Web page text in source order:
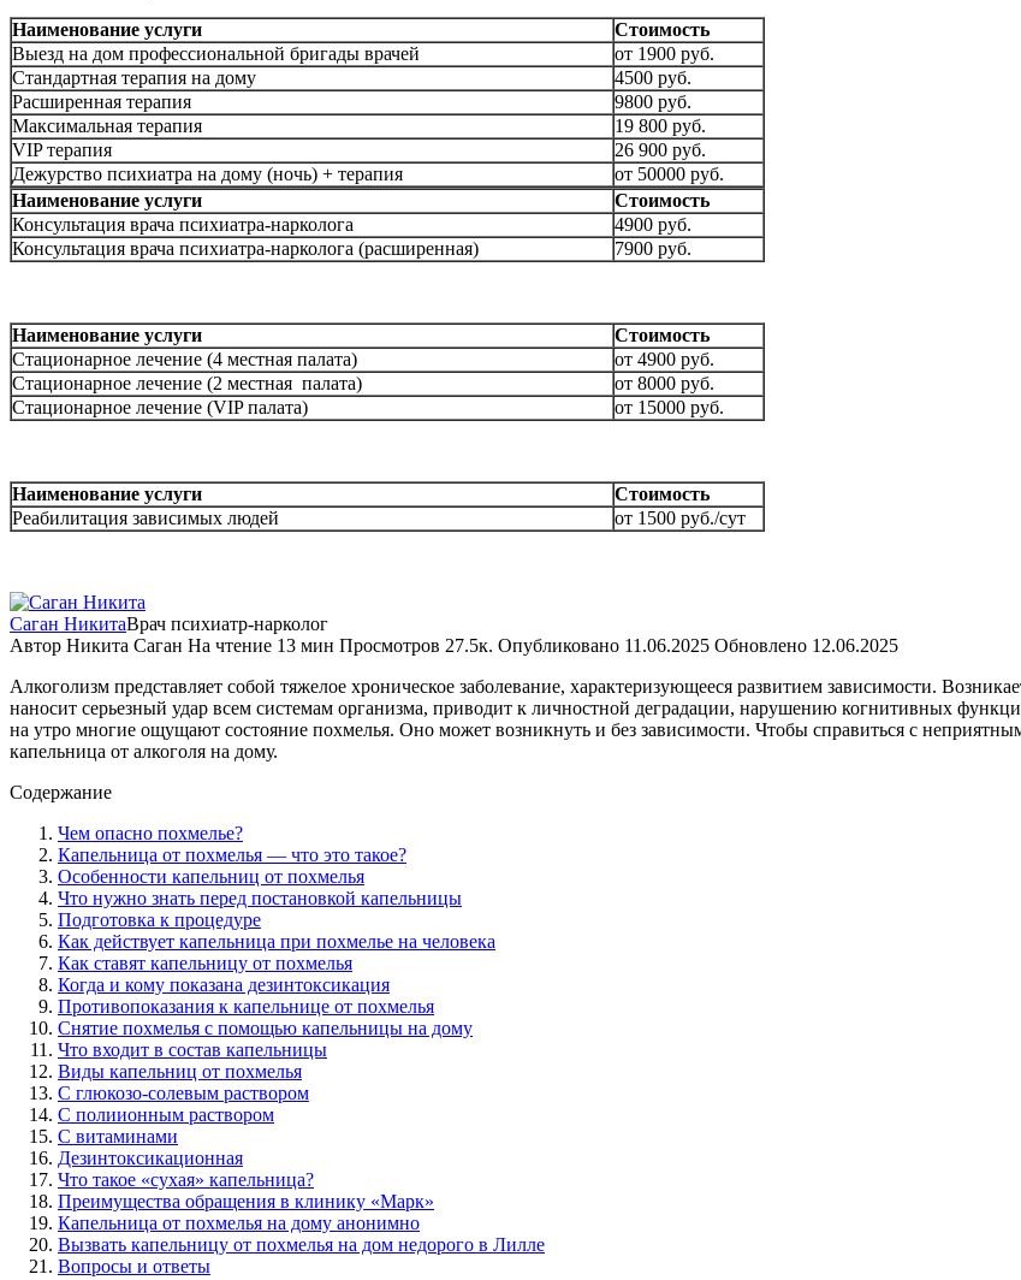
Наименование услуги
Стоимость
Выезд на дом профессиональной бригады врачей
от 1900 руб.
Стандартная терапия на дому
4500 руб.
Расширенная терапия
9800 руб.
Максимальная терапия
19 800 руб.
VIP терапия
26 900 руб.
Дежурство психиатра на дому (ночь) + терапия
от 50000 руб.
Наименование услуги
Стоимость
Консультация врача психиатра-нарколога
4900 руб.
Консультация врача психиатра-нарколога (расширенная)
7900 руб.
Наименование услуги
Стоимость
Стационарное лечение (4 местная палата)
от 4900 руб.
Стационарное лечение (2 местная палата)
от 8000 руб.
Стационарное лечение (VIP палата)
от 15000 руб.
Наименование услуги
Стоимость
Реабилитация зависимых людей
от 1500 руб./сут
Саган НикитаВрач психиатр-нарколог
Автор Никита Саган На чтение 13 мин Просмотров 27.5к. Опубликовано 11.06.2025 Обновлено 12.06.2025
Алкоголизм представляет собой тяжелое хроническое заболевание, характеризующееся развитием зависимости.
наносит серьезный удар всем системам организма, приводит к личностной деградации, нарушению когнитивных
на утро многие ощущают состояние похмелья. Оно может возникнуть и без зависимости. Чтобы справиться с
капельница от алкоголя на дому.
Содержание
Чем опасно похмелье?
Капельница от похмелья — что это такое?
Особенности капельниц от похмелья
Что нужно знать перед постановкой капельницы
Подготовка к процедуре
Как действует капельница при похмелье на человека
Как ставят капельницу от похмелья
Когда и кому показана дезинтоксикация
Противопоказания к капельнице от похмелья
Снятие похмелья с помощью капельницы на дому
Что входит в состав капельницы
Виды капельниц от похмелья
С глюкозо-солевым раствором
С полиионным раствором
С витаминами
Дезинтоксикационная
Что такое «сухая» капельница?
Преимущества обращения в клинику «Марк»
Капельница от похмелья на дому анонимно
Вызвать капельницу от похмелья на дом недорого в Лилле
Вопросы и ответы